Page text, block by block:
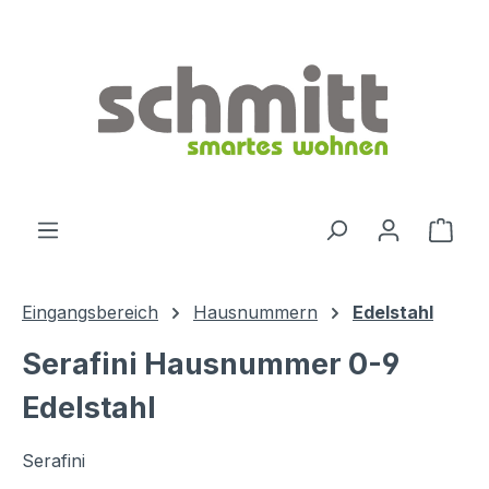
Eingangsbereich Hausnummern Edelstahl
Serafini Hausnummer 0-9
Edelstahl
Serafini